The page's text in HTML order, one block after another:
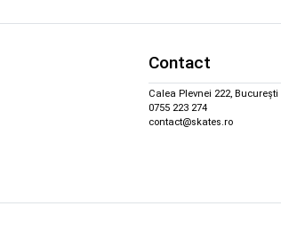
Contact
Calea Plevnei 222, București
0755 223 274
contact@skates.ro